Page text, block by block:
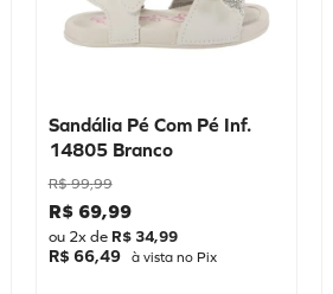
Sandália Pé Com Pé Inf.
14805 Branco
R$ 99,99
R$ 69,99
ou 2x de R$ 34,99
R$ 66,49 à vista no Pix